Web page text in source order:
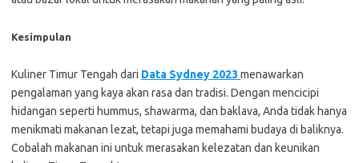
Kesimpulan
Kuliner Timur Tengah dari Data Sydney 2023 menawarkan
pengalaman yang kaya akan rasa dan tradisi. Dengan mencicipi
hidangan seperti hummus, shawarma, dan baklava, Anda tidak hanya
menikmati makanan lezat, tetapi juga memahami budaya di baliknya.
Cobalah makanan ini untuk merasakan kelezatan dan keunikan